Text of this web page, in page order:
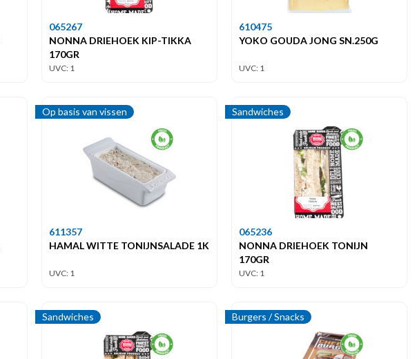
065267
NONNA DRIEHOEK KIP-TIKKA
170GR
UVC: 1
610475
YOKO GOUDA JONG SN.250G
UVC: 1
Op basis van vissen
611357
HAMAL WITTE TONIJNSALADE 1K
UVC: 1
Sandwiches
065236
NONNA DRIEHOEK TONIJN
170GR
UVC: 1
Sandwiches Burgers / Snacks